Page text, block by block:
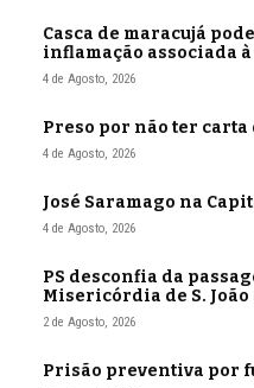
Casca de maracujá
inflamação associada à
4 de Agosto, 2026
Preso por não ter carta
4 de Agosto, 2026
José Saramago na
4 de Agosto, 2026
PS desconfia da
Misericórdia de S.
2 de Agosto, 2026
Prisão preventiva por